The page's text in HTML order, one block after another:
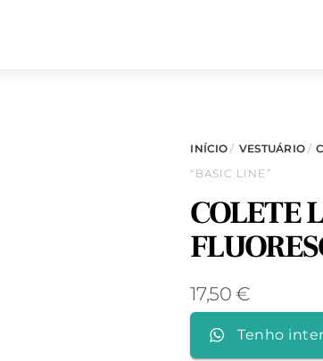
INÍCIO/ VESTUÁRIO/
“BASIC LINE”
COLETE
17,50 €
Tenho